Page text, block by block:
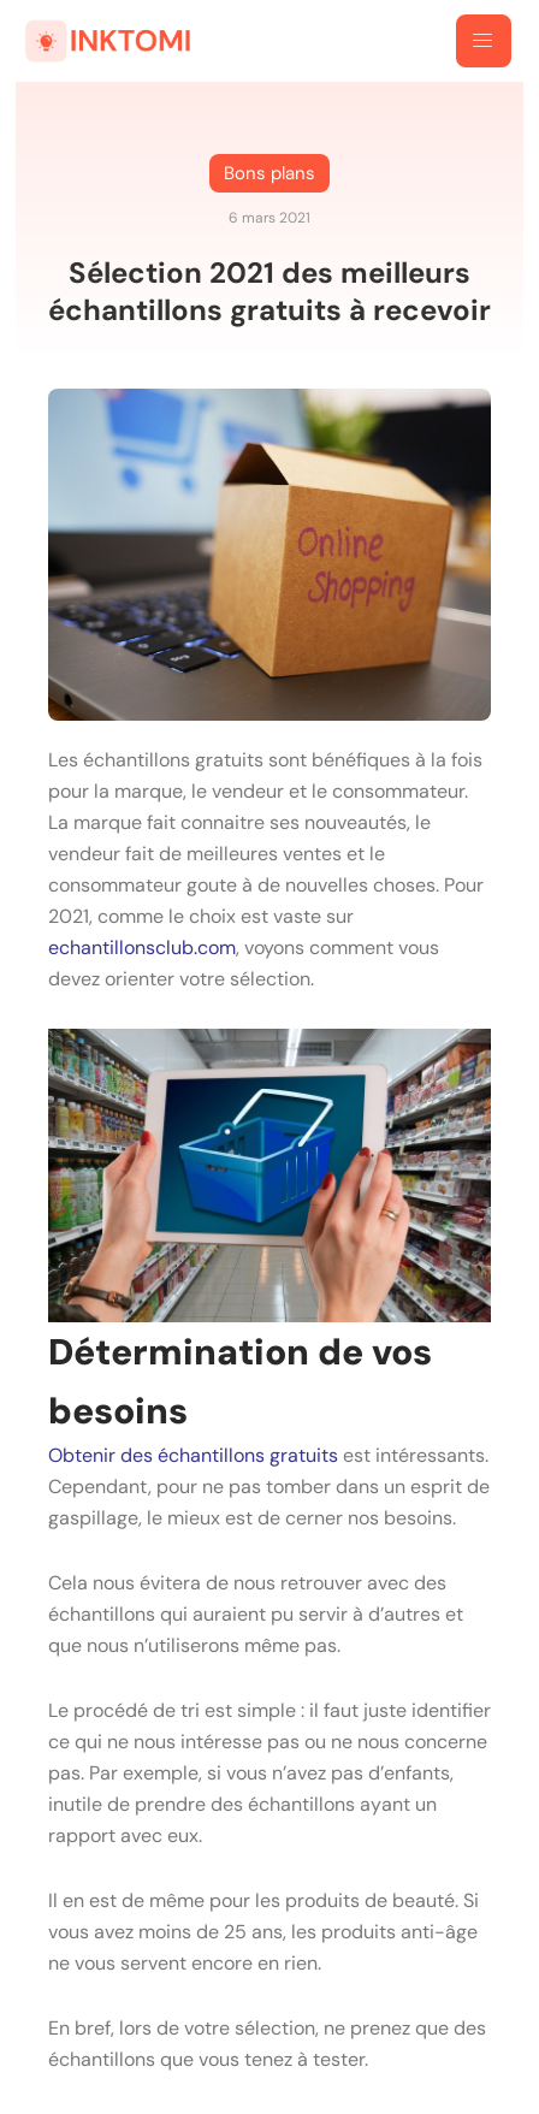
Bons plans
6 mars 2021
Sélection 2021 des meilleurs
échantillons gratuits à recevoir
Les échantillons gratuits sont bénéfiques à la fois
pour la marque, le vendeur et le consommateur.
La marque fait connaitre ses nouveautés, le
vendeur fait de meilleures ventes et le
consommateur goute à de nouvelles choses. Pour
2021, comme le choix est vaste sur
echantillonsclub.com, voyons comment vous
devez orienter votre sélection.
Détermination de vos
besoins
Obtenir des échantillons gratuits est intéressants.
Cependant, pour ne pas tomber dans un esprit de
gaspillage, le mieux est de cerner nos besoins.
Cela nous évitera de nous retrouver avec des
échantillons qui auraient pu servir à d’autres et
que nous n’utiliserons même pas.
Le procédé de tri est simple : il faut juste identifier
ce qui ne nous intéresse pas ou ne nous concerne
pas. Par exemple, si vous n’avez pas d’enfants,
inutile de prendre des échantillons ayant un
rapport avec eux.
Il en est de même pour les produits de beauté. Si
vous avez moins de 25 ans, les produits anti-âge
ne vous servent encore en rien.
En bref, lors de votre sélection, ne prenez que des
échantillons que vous tenez à tester.